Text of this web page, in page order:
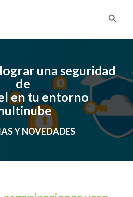
una seguridad
de
en tu entorno
Y NOVEDADES